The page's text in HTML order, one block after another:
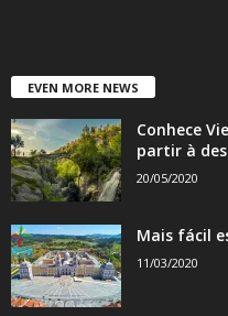
EVEN MORE NEWS
Conhece
partir à
20/05/2020
Mais fácil
11/03/2020